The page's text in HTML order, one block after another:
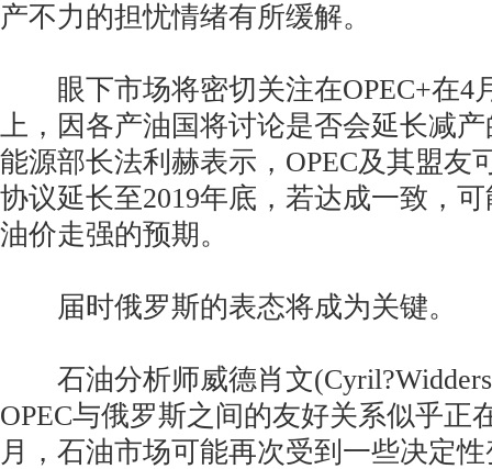
产不力的担忧情绪有所缓解。
眼下市场将密切关注在OPEC+在4
上，因各产油国将讨论是否会延长减
能源部长法利赫表示，OPEC及其盟友
协议延长至2019年底，若达成一致，
油价走强的预期。
届时俄罗斯的表态将成为关键。
石油分析师威德肖文
OPEC与俄罗斯之间的友好关系似乎正
月，石油市场可能再次受到一些决定